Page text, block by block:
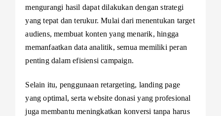
mengurangi hasil dapat dilakukan dengan strategi
yang tepat dan terukur. Mulai dari menentukan target
audiens, membuat konten yang menarik, hingga
memanfaatkan data analitik, semua memiliki peran
penting dalam efisiensi campaign.
Selain itu, penggunaan retargeting, landing page
yang optimal, serta website donasi yang profesional
juga membantu meningkatkan konversi tanpa harus